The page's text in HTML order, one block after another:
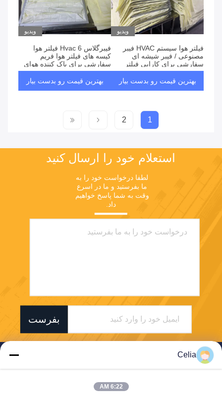
ویدیو
فیلتر هوا سیستم HVAC فیبر
مصنوعی / فیبر شیشه ای
سفارشی برای کارایی فیلتر
بهینه
بهترین قیمت رو بدست بیار
ویدیو
فیبرگلاس 6 Hvac فیلتر هوا
کیسه های فیلتر هوا فریم
سفارشی برای پاک کننده هوای
تمیز
بهترین قیمت رو بدست بیار
1
2
استعلام خود را ارسال کنید
ما بفرستید و ما در اسرع
داد.
بفرست
Shenzhen Zhong Jian South Environment
Celia
6:22 AM